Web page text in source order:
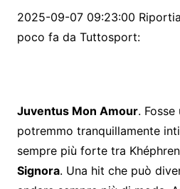
2025-09-07 09:23:00
poco fa da Tuttosport:
Juventus Mon Amour. Fosse
potremmo tranquillamente
sempre più forte tra Khéphren
Signora. Una hit che può